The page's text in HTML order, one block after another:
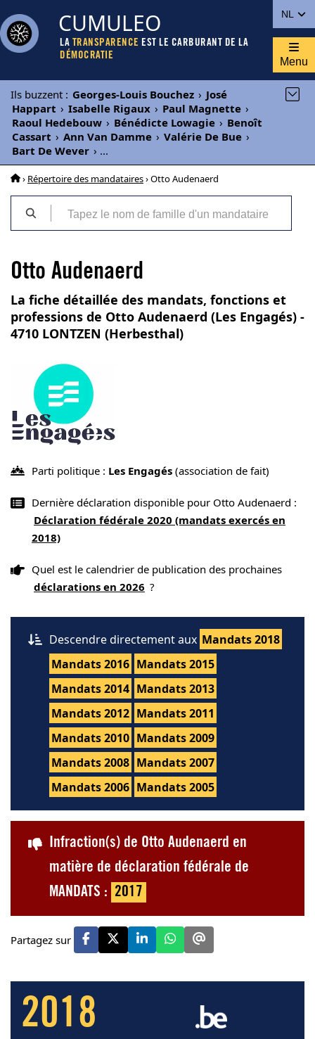
NL
CUMULEO
LA TRANSPARENCE EST LE CARBURANT DE LA
DÉMOCRATIE
Menu
Ils buzzent : Georges-Louis Bouchez › José
Happart › Isabelle Rigaux › Paul Magnette ›
Raoul Hedebouw › Bénédicte Lowagie › Benoît
Cassart › Ann Van Damme › Valérie De Bue ›
Bart De Wever › ...
› Répertoire des mandataires› Otto Audenaerd
Otto Audenaerd
La fiche détaillée des mandats, fonctions et
professions de Otto Audenaerd (Les Engagés) -
4710 LONTZEN (Herbesthal)
Parti politique : Les Engagés (association de fait)
Dernière déclaration disponible pour Otto Audenaerd :
Déclaration fédérale 2020 (mandats exercés en
2018)
Quel est le calendrier de publication des prochaines
déclarations en 2026 ?
Descendre directement aux Mandats 2018
Mandats 2016 Mandats 2015
Mandats 2014 Mandats 2013
Mandats 2012 Mandats 2011
Mandats 2010 Mandats 2009
Mandats 2008 Mandats 2007
Mandats 2006 Mandats 2005
Infraction(s) de Otto Audenaerd en
matière de déclaration fédérale de
MANDATS : 2017
Partagez sur
2018